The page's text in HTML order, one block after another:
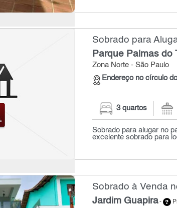
Sobrado para
Parque Palmas do
Zona Norte - São Paulo
Endereço no círculo
3 quartos
Sobrado para alugar no
excelente sobrado para
Sobrado à Venda
Jardim Guapira-